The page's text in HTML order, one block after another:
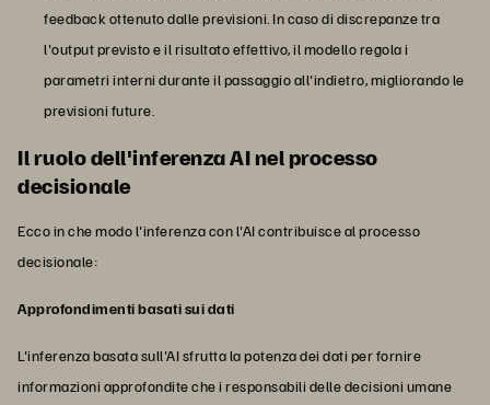
feedback ottenuto dalle previsioni. In caso di discrepanze tra
l'output previsto e il risultato effettivo, il modello regola i
parametri interni durante il passaggio all'indietro, migliorando le
previsioni future.
Il ruolo dell'inferenza AI nel processo
decisionale
Ecco in che modo l'inferenza con l'AI contribuisce al processo
decisionale:
Approfondimenti basati sui dati
L'inferenza basata sull'AI sfrutta la potenza dei dati per fornire
informazioni approfondite che i responsabili delle decisioni umane